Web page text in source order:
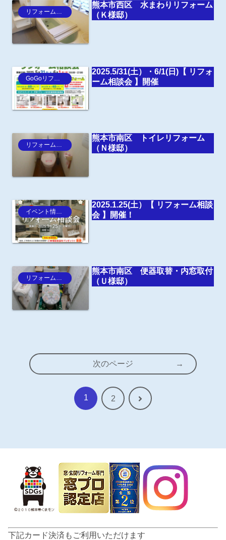
リフォーム事例
熊本市西区 水まわりリフォーム
（Ｋ様邸）
GoGoリフォーム王Blog
2025.5/31(土）・6/1(日)【 リフォ
ーム相談会 】開催
リフォーム事例
熊本市南区 トイレリフォーム
（Ｎ様邸）
イベント情報・お知らせ
2025.1.25(土）【 リフォーム相談
会 】開催！
リフォーム事例
熊本市南区 便器取替・内窓取付
（Ｕ様邸）
次のページ
1 2 次
下記カード決済もご利用いただけます